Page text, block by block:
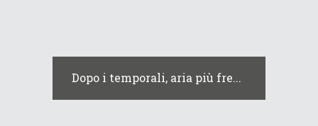
Dopo i temporali, aria più fre...